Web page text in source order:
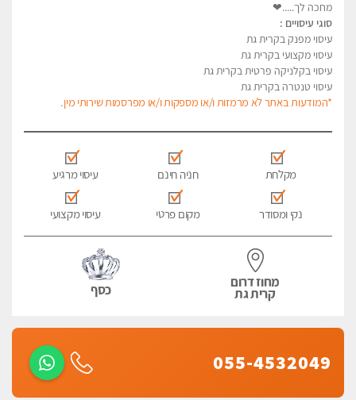
מחכה לך.....❤
סוגי עיסויים :
עיסוי מפנק בקרית גת
עיסוי מקצועי בקרית גת
עיסוי בקלניקה פרטית בקרית גת
עיסוי טנטרה בקרית גת
*המודעות באתר לא מרמזות ו/או מספקות ו/או מפרסמות שירותי מין.
מקלחת חניה חינם עיסוי מרגיע
נקי ומסודר מקום פרטי עיסוי מקצועי
מחוז דרום
קרית גת כסף
055-4532049